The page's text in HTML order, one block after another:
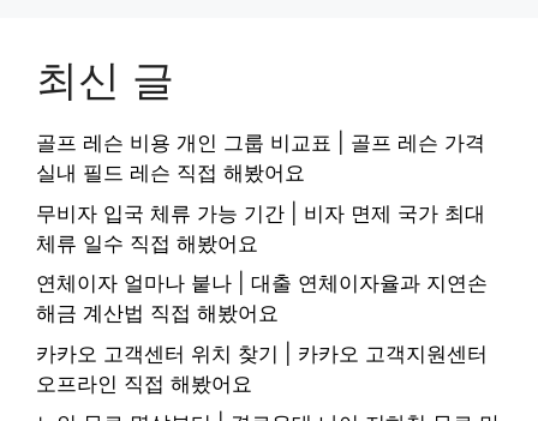
최신 글
골프 레슨 비용 개인 그룹 비교표 | 골프 레슨 가격
실내 필드 레슨 직접 해봤어요
무비자 입국 체류 가능 기간 | 비자 면제 국가 최대
체류 일수 직접 해봤어요
연체이자 얼마나 붙나 | 대출 연체이자율과 지연손
해금 계산법 직접 해봤어요
카카오 고객센터 위치 찾기 | 카카오 고객지원센터
오프라인 직접 해봤어요